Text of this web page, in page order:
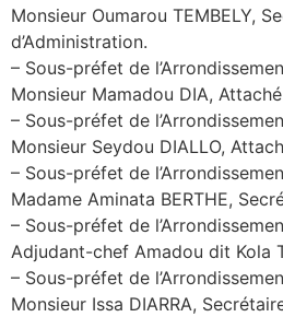
Monsieur Oumarou TEMBELY,
d’Administration.
– Sous-préfet de
Monsieur Mamadou DIA,
– Sous-préfet de
Monsieur Seydou DIALLO,
– Sous-préfet de
Madame Aminata BERTHE,
– Sous-préfet de
Adjudant-chef Amadou dit Kola
– Sous-préfet de
Monsieur Issa DIARRA,